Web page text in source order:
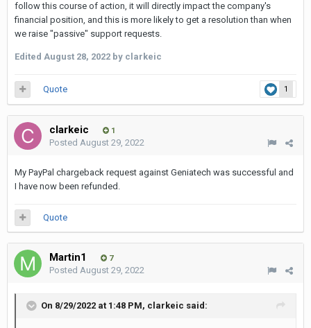
follow this course of action, it will directly impact the company's
financial position, and this is more likely to get a resolution than when
we raise "passive" support requests.
Edited August 28, 2022 by clarkeic
1
Quote
clarkeic 1
Posted August 29, 2022
My PayPal chargeback request against Geniatech was successful and
I have now been refunded.
Quote
Martin1 7
Posted August 29, 2022
On 8/29/2022 at 1:48 PM, clarkeic said: